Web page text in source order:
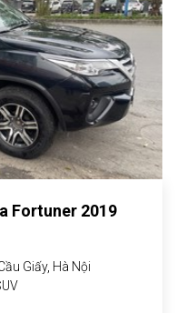
Fortuner 2019
Giấy, Hà Nội